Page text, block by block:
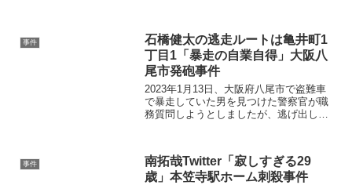
Facebook（フェイスブック）、自...
事件
石橋健太の逃走ルートは亀井町1
丁目1「暴走の自業自得」大阪八
尾市発砲事件
2023年1月13日、大阪府八尾市で盗難車
で暴走していた男を見つけた警察官が職
務質問しようとしましたが、逃げ出した
され死亡が確認されたのは、石橋健太
（いしばし けんた...
事件
南拓哉Twitter「寂しすぎる29
歳」本笠寺駅ホーム刺殺事件